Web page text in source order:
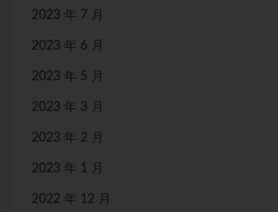
2023 年 7 月
2023 年 6 月
2023 年 5 月
2023 年 3 月
2023 年 2 月
2023 年 1 月
2022 年 12 月